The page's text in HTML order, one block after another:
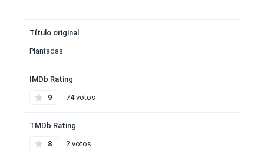
Título original
Plantadas
IMDb Rating
9 74 votos
TMDb Rating
8 2 votos